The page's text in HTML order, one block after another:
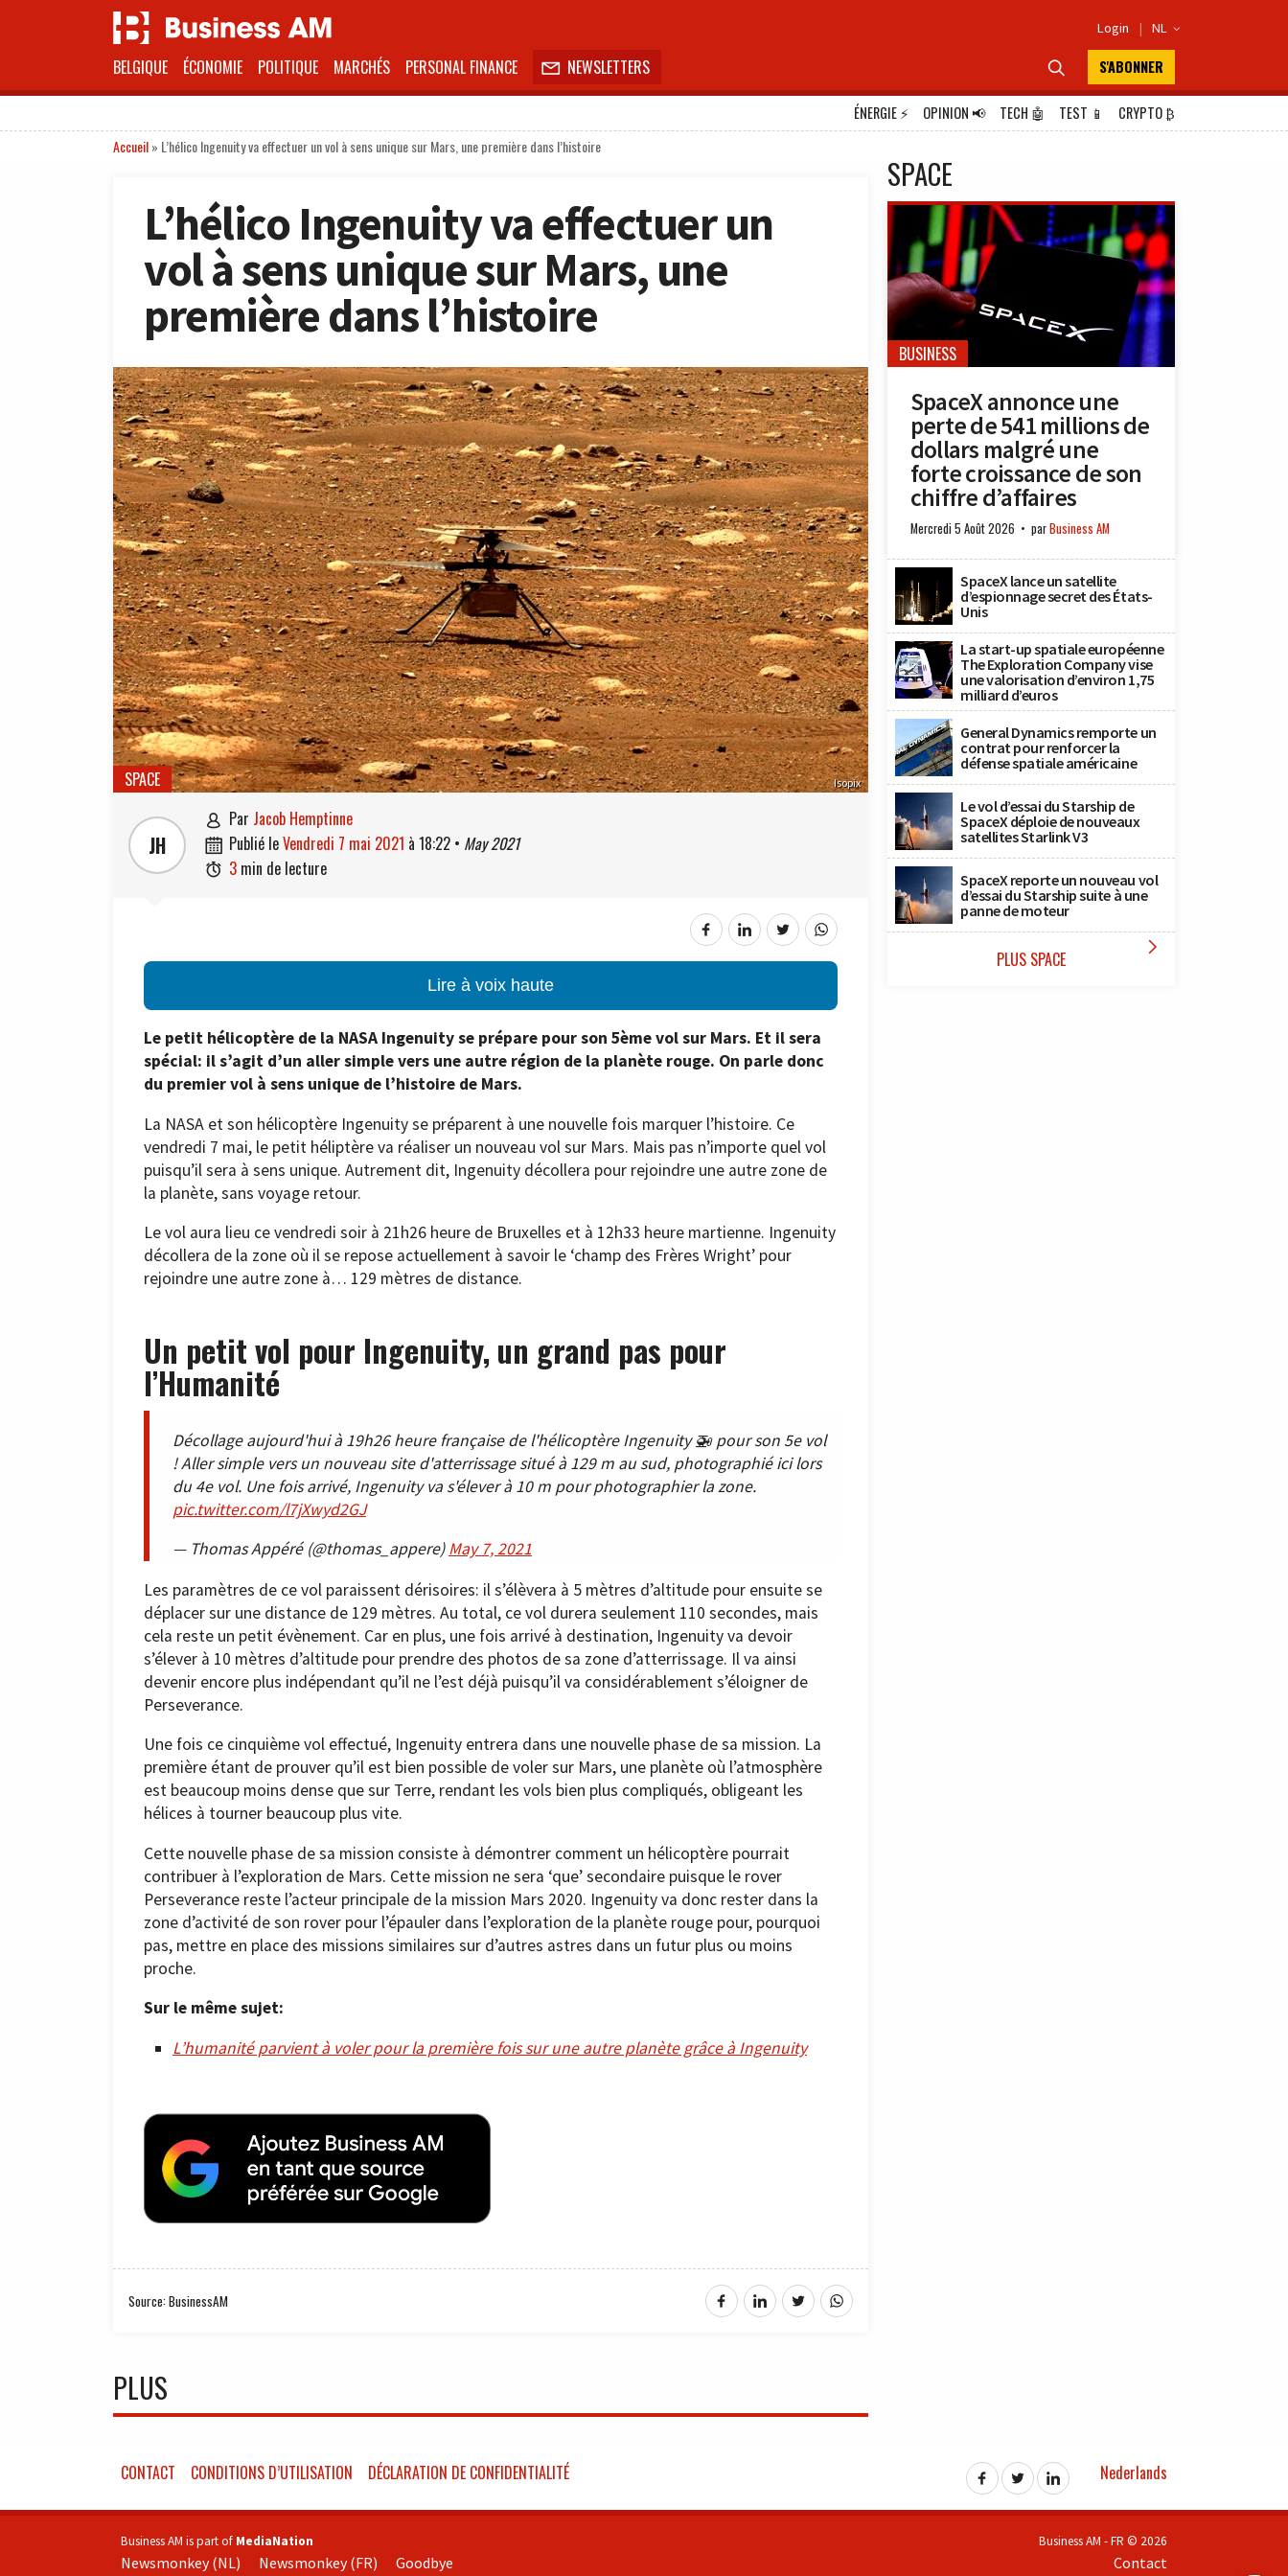
Login | NL 
BELGIQUE ÉCONOMIE POLITIQUE MARCHÉS PERSONAL FINANCE  NEWSLETTERS  S'ABONNER
ÉNERGIE⚡ OPINION📢 TECH 🤖 TEST 📱 CRYPTO₿
Accueil» L’hélico Ingenuity va effectuer un vol à sens unique sur Mars, une première dans l’histoire
L’hélico Ingenuity va effectuer un
vol à sens unique sur Mars, une
première dans l’histoire
Isopix
SPACE
JH
 par Jacob Hemptinne
 publié le vendredi 7 mai 2021 à 18:22 • May 2021
 3 min de lecture
Lire à voix haute
Le petit hélicoptère de la NASA Ingenuity se prépare pour son 5ème vol sur Mars. Et il sera
spécial: il s’agit d’un aller simple vers une autre région de la planète rouge. On parle donc
du premier vol à sens unique de l’histoire de Mars.
La NASA et son hélicoptère Ingenuity se préparent à une nouvelle fois marquer l’histoire. Ce
vendredi 7 mai, le petit héliptère va réaliser un nouveau vol sur Mars. Mais pas n’importe quel vol
puisqu’il sera à sens unique. Autrement dit, Ingenuity décollera pour rejoindre une autre zone de
la planète, sans voyage retour.
Le vol aura lieu ce vendredi soir à 21h26 heure de Bruxelles et à 12h33 heure martienne. Ingenuity
décollera de la zone où il se repose actuellement à savoir le ‘champ des Frères Wright’ pour
rejoindre une autre zone à… 129 mètres de distance.
Un petit vol pour Ingenuity, un grand pas pour
l’Humanité
Décollage aujourd'hui à 19h26 heure française de l'hélicoptère Ingenuity 🚁 pour son 5e vol
! Aller simple vers un nouveau site d'atterrissage situé à 129 m au sud, photographié ici lors
du 4e vol. Une fois arrivé, Ingenuity va s'élever à 10 m pour photographier la zone.
pic.twitter.com/l7jXwyd2GJ
— Thomas Appéré (@thomas_appere)May 7, 2021
Les paramètres de ce vol paraissent dérisoires: il s’élèvera à 5 mètres d’altitude pour ensuite se
déplacer sur une distance de 129 mètres. Au total, ce vol durera seulement 110 secondes, mais
cela reste un petit évènement. Car en plus, une fois arrivé à destination, Ingenuity va devoir
s’élever à 10 mètres d’altitude pour prendre des photos de sa zone d’atterrissage. Il va ainsi
devenir encore plus indépendant qu’il ne l’est déjà puisqu’il va considérablement s’éloigner de
Perseverance.
Une fois ce cinquième vol effectué, Ingenuity entrera dans une nouvelle phase de sa mission. La
première étant de prouver qu’il est bien possible de voler sur Mars, une planète où l’atmosphère
est beaucoup moins dense que sur Terre, rendant les vols bien plus compliqués, obligeant les
hélices à tourner beaucoup plus vite.
Cette nouvelle phase de sa mission consiste à démontrer comment un hélicoptère pourrait
contribuer à l’exploration de Mars. Cette mission ne sera ‘que’ secondaire puisque le rover
Perseverance reste l’acteur principale de la mission Mars 2020. Ingenuity va donc rester dans la
zone d’activité de son rover pour l’épauler dans l’exploration de la planète rouge pour, pourquoi
pas, mettre en place des missions similaires sur d’autres astres dans un futur plus ou moins
proche.
Sur le même sujet:
L’humanité parvient à voler pour la première fois sur une autre planète grâce à Ingenuity
Source: BusinessAM
PLUS
SPACE
BUSINESS
SpaceX annonce une
perte de 541 millions de
dollars malgré une
forte croissance de son
chiffre d’affaires
Mercredi 5 Août 2026 parBusiness AM
SpaceX lance un satellite
d’espionnage secret des États-
Unis
La start-up spatiale européenne
The Exploration Company vise
une valorisation d’environ 1,75
milliard d’euros
General Dynamics remporte un
contrat pour renforcer la
défense spatiale américaine
Le vol d’essai du Starship de
SpaceX déploie de nouveaux
satellites Starlink V3
SpaceX reporte un nouveau vol
d’essai du Starship suite à une
panne de moteur
PLUS SPACE 
CONTACT CONDITIONS D’UTILISATION DÉCLARATION DE CONFIDENTIALITÉ Nederlands
Business AM is part of MediaNation
Newsmonkey (NL) Newsmonkey (FR) Goodbye
Business AM - FR © 2026
Contact